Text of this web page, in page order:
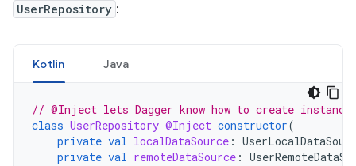
UserRepository :
Kotlin Java
// @Inject lets Dagger know how to create
class UserRepository @Inject constructor(
private val localDataSource :
private val remoteDataSource :